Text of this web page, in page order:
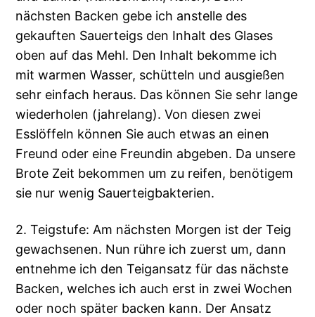
nächsten Backen gebe ich anstelle des
gekauften Sauerteigs den Inhalt des Glases
oben auf das Mehl. Den Inhalt bekomme ich
mit warmen Wasser, schütteln und ausgießen
sehr einfach heraus. Das können Sie sehr lange
wiederholen (jahrelang). Von diesen zwei
Esslöffeln können Sie auch etwas an einen
Freund oder eine Freundin abgeben. Da unsere
Brote Zeit bekommen um zu reifen, benötigem
sie nur wenig Sauerteigbakterien.
2. Teigstufe: Am nächsten Morgen ist der Teig
gewachsenen. Nun rühre ich zuerst um, dann
entnehme ich den Teigansatz für das nächste
Backen, welches ich auch erst in zwei Wochen
oder noch später backen kann. Der Ansatz